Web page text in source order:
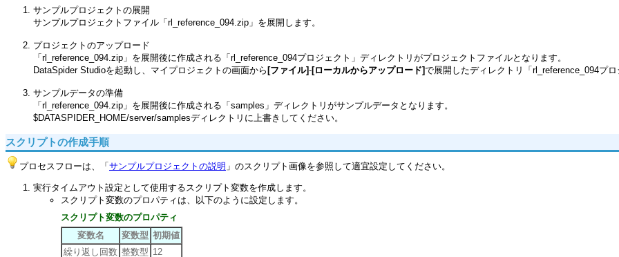
サンプルプロジェクトの展開
サンプルプロジェクトファイル「rl_reference_094.zip」を展開します。
プロジェクトのアップロード
「rl_reference_094.zip」を展開後に作成される「rl_reference_094プロジェクト」ディレクトリがプロジェクトファイルとなります。
DataSpider Studioを起動し、マイプロジェクトの画面から [ファイル]-[ローカルからアップロード]で展開したディレクトリ「rl_reference_094プ
サンプルデータの準備
「rl_reference_094.zip」を展開後に作成される「samples」ディレクトリがサンプルデータとなります。
$DATASPIDER_HOME/server/samplesディレクトリに上書きしてください。
スクリプトの作成手順
プロセスフローは、「 サンプルプロジェクトの説明 」のスクリプト画像を参照して適宜設定してください。
実行タイムアウト設定として使用するスクリプト変数を作成します。
スクリプト変数のプロパティは、以下のように設定します。
スクリプト変数のプロパティ
変数名
変数型 初期値
繰り返し回数 整数型 12